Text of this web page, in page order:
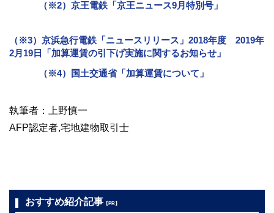
（※2）京王電鉄「京王ニュース9月特別号」
（※3）京浜急行電鉄「ニュースリリース」2018年度 2019年
2月19日「加算運賃の引下げ実施に関するお知らせ」
（※4）国土交通省「加算運賃について」
執筆者：上野慎一
AFP認定者,宅地建物取引士
おすすめ紹介記事 【PR】